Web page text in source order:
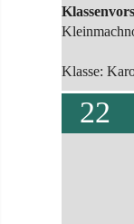
Klasse:
22